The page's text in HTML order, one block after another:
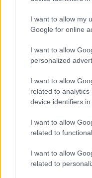
I want to allow my
Google for online
I want to allow
personalized
I want to allow
related to
device identifiers in
I want to allow
related to
I want to allow
related to
έως σήμερα
μεταφερθεί στον
πρωτόκολλο».
Από την πλευρά
υπουργείο να
επίπεδα: Πρώτον,
σιδηροδρόμου
μέσα και στους
δεύτερον, στις
πρέπει να
ασφάλεια τα